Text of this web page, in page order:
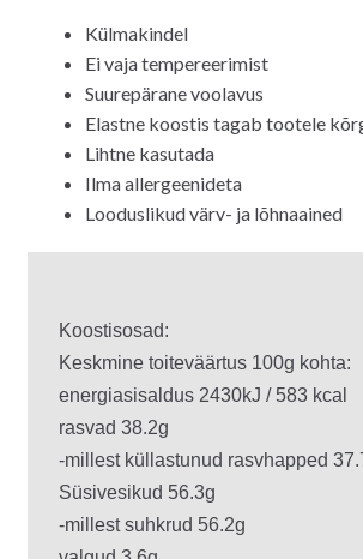
Külmakindel
Ei vaja tempereerimist
Suurepärane voolavus
Elastne koostis tagab tootele
Lihtne kasutada
Ilma allergeenideta
Looduslikud värv- ja lõhnaained
Koostisosad:
Keskmine toiteväärtus 100g kohta:
energiasisaldus 2430kJ / 583 kcal
rasvad 38.2g
-millest küllastunud rasvhapped
Süsivesikud 56.3g
-millest suhkrud 56.2g